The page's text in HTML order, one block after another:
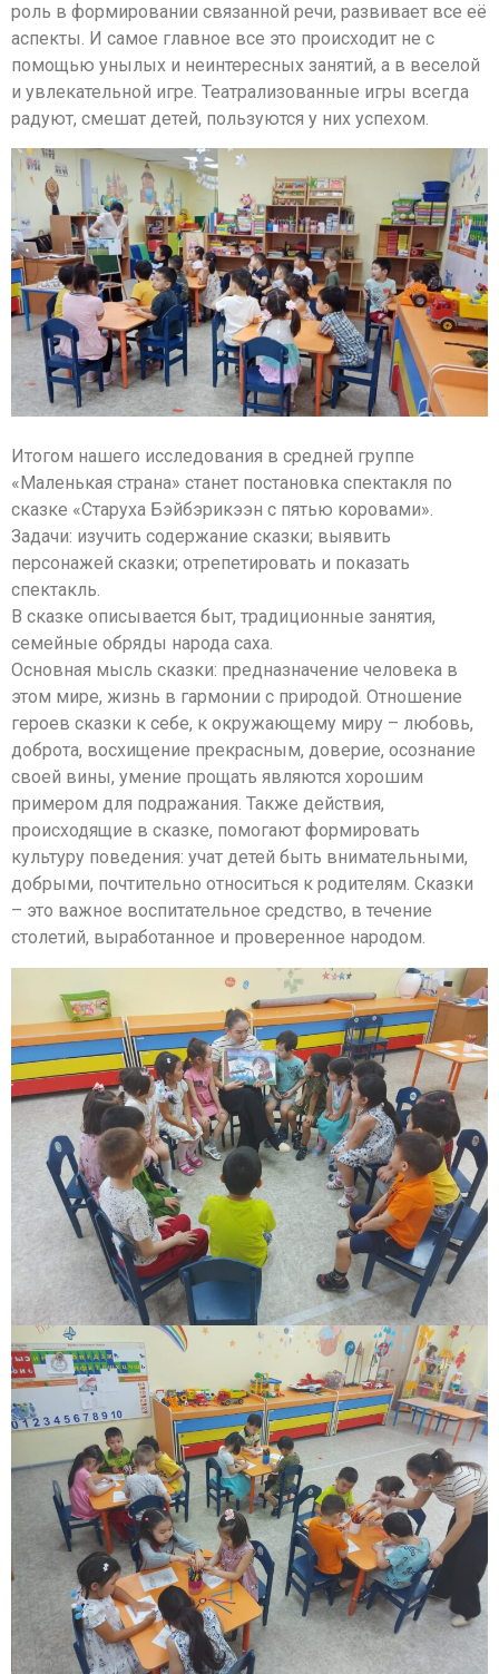
роль в формировании связанной речи, развивает все её
аспекты. И самое главное все это происходит не с
помощью унылых и неинтересных занятий, а в веселой
и увлекательной игре. Театрализованные игры всегда
радуют, смешат детей, пользуются у них успехом.
Итогом нашего исследования в средней группе
«Маленькая страна» станет постановка спектакля по
сказке «Старуха Бэйбэрикээн с пятью коровами».
Задачи: изучить содержание сказки; выявить
персонажей сказки; отрепетировать и показать
спектакль.
В сказке описывается быт, традиционные занятия,
семейные обряды народа саха.
Основная мысль сказки: предназначение человека в
этом мире, жизнь в гармонии с природой. Отношение
героев сказки к себе, к окружающему миру – любовь,
доброта, восхищение прекрасным, доверие, осознание
своей вины, умение прощать являются хорошим
примером для подражания. Также действия,
происходящие в сказке, помогают формировать
культуру поведения: учат детей быть внимательными,
добрыми, почтительно относиться к родителям. Сказки
– это важное воспитательное средство, в течение
столетий, выработанное и проверенное народом.